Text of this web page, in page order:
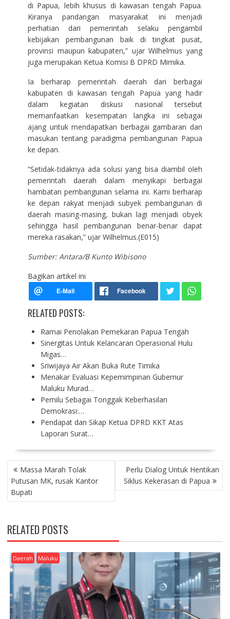
di Papua, lebih khusus di kawasan tengah Papua.
Kiranya pandangan masyarakat ini menjadi
perhatian dari pemerintah selaku pengambil
kebijakan pembangunan baik di tingkat pusat,
provinsi maupun kabupaten,” ujar Wilhelmus yang
juga merupakan Ketua Komisi B DPRD Mimika.
Ia berharap pemerintah daerah dari berbagai
kabupaten di kawasan tengah Papua yang hadir
dalam kegiatan diskusi nasional tersebut
memanfaatkan kesempatan langka ini sebagai
ajang untuk mendapatkan berbagai gambaran dan
masukan tentang paradigma pembangunan Papua
ke depan.
“Setidak-tidaknya ada solusi yang bisa diambil oleh
pemerintah daerah dalam menyikapi berbagai
hambatan pembangunan selama ini. Kami berharap
ke depan rakyat menjadi subyek pembangunan di
daerah masing-masing, bukan lagi menjadi obyek
sehingga hasil pembangunan benar-benar dapat
mereka rasakan,” ujar Wilhelmus.(E015)
Sumber: Antara/B Kunto Wibisono
Bagikan artikel ini
RELATED POSTS:
Ramai Penolakan Pemekaran Papua Tengah
Sinergitas Untuk Kelancaran Operasional Hulu
Migas…
Sriwijaya Air Akan Buka Rute Timika
Menakar Evaluasi Kepemimpinan Gubernur
Maluku Murad…
Pemilu Sebagai Tonggak Keberhasilan
Demokrasi:…
Pendapat dan Sikap Ketua DPRD KKT Atas
Laporan Surat…
P
O
S
T
A
V
I
G
A
O
N
Massa Marah Tolak
Putusan MK, rusak Kantor
Bupati
Perlu Dialog Untuk Hentikan
Siklus Kekerasan di Papua
RELATED POSTS
Daerah Maluku